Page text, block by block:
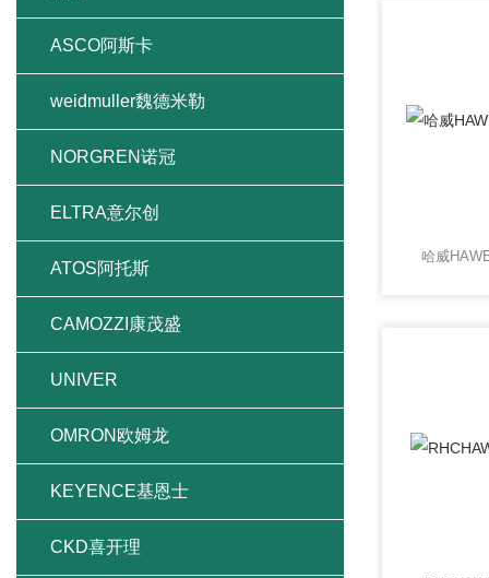
哈威
ASCO阿斯卡
weidmuller魏德米勒
NORGREN诺冠
ELTRA意尔创
ATOS阿托斯
CAMOZZI康茂盛
UNIVER
OMRON欧姆龙
KEYENCE基恩士
CKD喜开理